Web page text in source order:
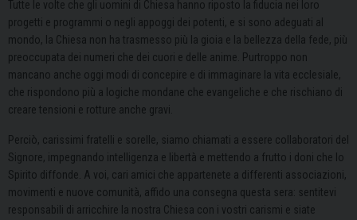
Tutte le volte che gli uomini di Chiesa hanno riposto la fiducia nei loro
progetti e programmi o negli appoggi dei potenti, e si sono adeguati al
mondo, la Chiesa non ha trasmesso più la gioia e la bellezza della fede, più
preoccupata dei numeri che dei cuori e delle anime. Purtroppo non
mancano anche oggi modi di concepire e di immaginare la vita ecclesiale,
che rispondono più a logiche mondane che evangeliche e che rischiano di
creare tensioni e rotture anche gravi.
Perciò, carissimi fratelli e sorelle, siamo chiamati a essere collaboratori del
Signore, impegnando intelligenza e libertà e mettendo a frutto i doni che lo
Spirito diffonde. A voi, cari amici che appartenete a differenti associazioni,
movimenti e nuove comunità, affido una consegna questa sera: sentitevi
responsabili di arricchire la nostra Chiesa con i vostri carismi e siate